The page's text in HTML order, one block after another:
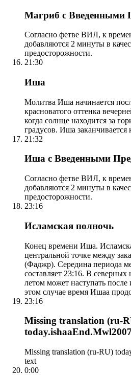
Магриб с Введенными
Согласно фетве ВИЛ, к
добавляются 2 минуты в
предосторожности.
21:30
Иша
Молитва Иша начинается
красноватого оттенка
когда солнце находится за
градусов. Иша
21:32
Иша с Введенными
Согласно фетве ВИЛ, к
добавляются 2 минуты в
предосторожности.
23:16
Исламская полночь
Конец времени Иша.
центральной точке между
(Фаджр). Середина периода
составляет 23:16. В
летом может наступать
этом случае время Ишаа
23:16
Missing translation (ru-
Missing translation (ru-RU)
text
0:00